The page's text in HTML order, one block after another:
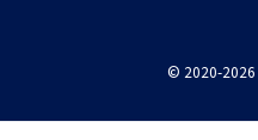
© 2020-2026